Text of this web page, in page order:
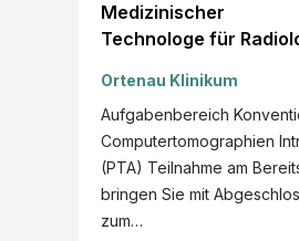
Medizinischer
Technologe für
nächstmöglicher
Zeitpunkt Voll- oder
Teilzeit
Ortenau Klinikum
Aufgabenbereich
Computertomographien
(PTA) Teilnahme am
bringen Sie mit
zum…